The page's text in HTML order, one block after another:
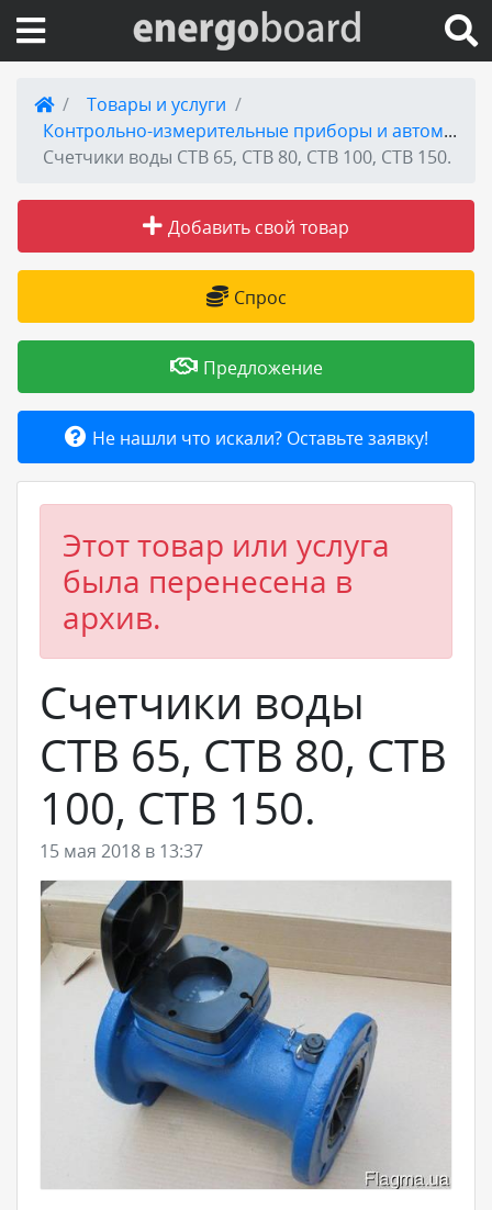
Вход на сайт
Поиск по сайту
Публикации
Справка
Товары и услуги
Добавить товар или услугу
Товары и услуги
Контрольно-измерительные приборы и автоматика - КИПиА
Счетчики воды СТВ 65, СТВ 80, СТВ 100, СТВ 150.
Добавить свой товар
Спрос
Предложение
Не нашли что искали? Оставьте заявку!
Этот товар или услуга
была перенесена в
архив.
Счетчики воды
СТВ 65, СТВ 80, СТВ
100, СТВ 150.
15 мая 2018 в 13:37